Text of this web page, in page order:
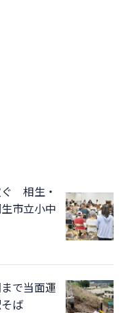
ぐ 相生・
市立小中
で当面運
ば